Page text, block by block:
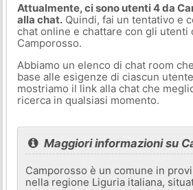
Attualmente, ci sono utenti 4 da
alla chat.Quindi, fai un tentativo e
chat online e chattare con gli utenti
Camporosso.
Abbiamo un elenco di chat room
base alle esigenze di ciascun
mostriamo il link alla chat che
ricerca in qualsiasi momento.
Maggiori informazioni su
Camporosso è un comune in
nella regione Liguria italiana,